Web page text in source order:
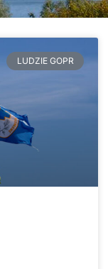
LUDZIE GOPR